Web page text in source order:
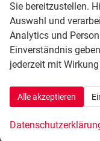
CO2-Klasse: D
2
Sie bereitzustellen.
Auswahl und
Analytics und
Einverständnis
jederzeit mit
Alle akzeptieren